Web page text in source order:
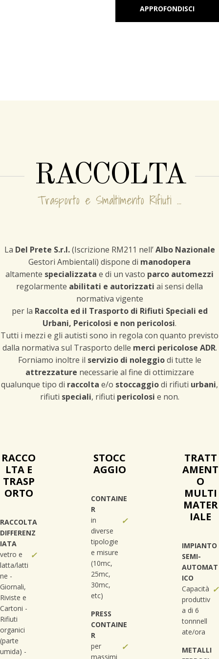
APPROFONDISCI
RACCOLTA
Trasporto e Smaltimento Rifiuti ...
La Del Prete S.r.l.(Iscrizione RM211 nell’Albo Nazionale
Gestori Ambientali) dispone di manodopera
altamente specializzata e di un vasto parco automezzi
regolarmente abilitati e autorizzati ai sensi della
normativa vigente
per la Raccolta ed il Trasporto di Rifiuti Speciali ed
Urbani, Pericolosi e non pericolosi.
Tutti i mezzi e gli autisti sono in regola con quanto previsto
dalla normativa sul Trasporto delle merci pericolose ADR.
Forniamo inoltre il servizio di noleggiodi tutte le
attrezzature necessarie al fine di ottimizzare
qualunque tipo di raccolta e/o stoccaggiodi rifiuti urbani,
rifiuti speciali, rifiuti pericolosi e non.
RACCO
LTA E
TRASP
ORTO
RACCOLTA
DIFFERENZ
IATA
vetro e
latta/latti
ne -
Giornali,
Riviste e
Cartoni -
Rifiuti
organici
(parte
umida) -
✓
STOCC
AGGIO
CONTAINE
R
in
diverse
tipologie
e misure
(10mc,
25mc,
30mc,
etc)
✓
PRESS
CONTAINE
R
per
massimi
✓
TRATT
AMENT
O
MULTI
MATER
IALE
IMPIANTO
SEMI-
AUTOMAT
ICO
Capacità
produttiv
a di 6
tonnnell
ate/ora
✓
METALLI